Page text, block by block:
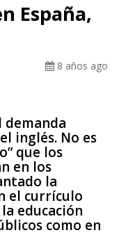
España,
8 años ago
demanda
inglés. No es
que los
en los
la
el currículo
educación
como en